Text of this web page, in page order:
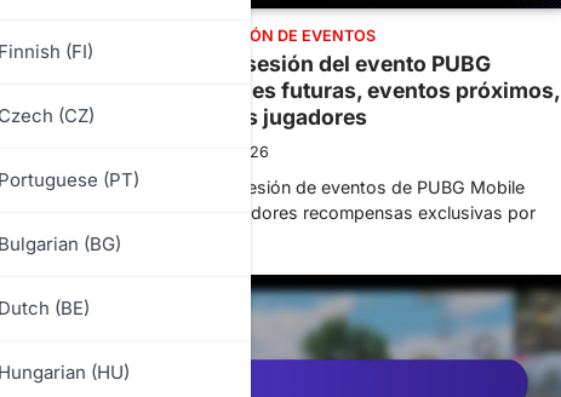
Finnish (FI)
Czech (CZ)
Portuguese (PT)
Bulgarian (BG)
Dutch (BE)
Hungarian (HU)
a
CAJAS DE INICIO DE SESIÓN DE EVENTOS
Cajas de inicio de sesión del evento PUBG
Mobile: Predicciones futuras, eventos próximos,
expectativas de los jugadores
11/03/2026
Las cajas de inicio de sesión de eventos de PUBG Mobile
proporcionan a los jugadores recompensas exclusivas por
iniciar sesión…